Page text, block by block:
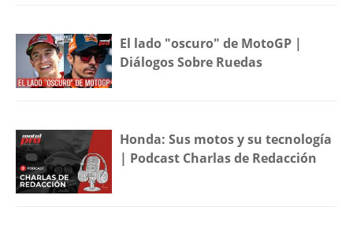
El lado "oscuro" de MotoGP |
Diálogos Sobre Ruedas
Honda: Sus motos y su tecnología
| Podcast Charlas de Redacción